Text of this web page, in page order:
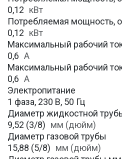
0,12 кВт
Потребляемая мощность,
0,12 кВт
Максимальный рабочий
0,6 A
Максимальный рабочий
0,6 А
Электропитание
1 фаза, 230 В, 50 Гц
Диаметр жидкостной
9,52 (3/8) мм (дюйм)
Диаметр газовой трубы
15,88 (5/8) мм (дюйм)